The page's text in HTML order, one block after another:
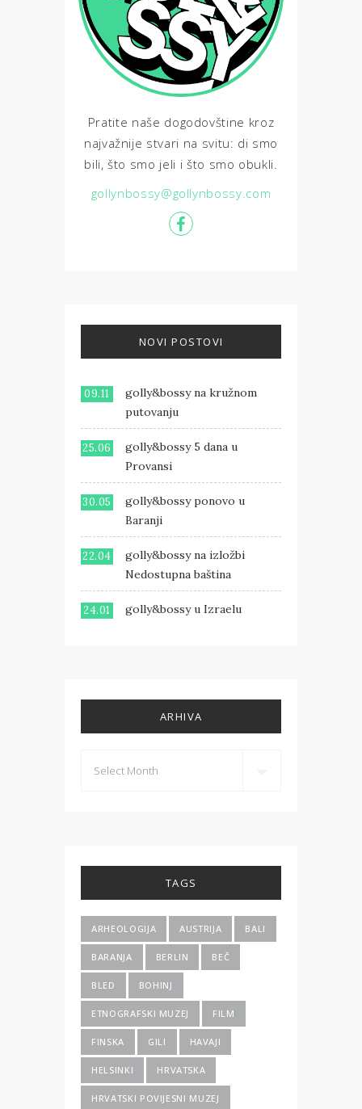
Pratite naše dogodovštine kroz
najvažnije stvari na svitu: di smo
bili, što smo jeli i što smo obukli.
gollynbossy@gollynbossy.com
NOVI POSTOVI
09.11
golly&bossy na kružnom
putovanju
25.06
golly&bossy 5 dana u
Provansi
30.05
golly&bossy ponovo u
Baranji
22.04
golly&bossy na izložbi
Nedostupna baština
24.01 golly&bossy u Izraelu
ARHIVA
TAGS
ARHEOLOGIJA AUSTRIJA BALI
BARANJA BERLIN BEČ
BLED BOHINJ
ETNOGRAFSKI MUZEJ FILM
FINSKA GILI HAVAJI
HELSINKI HRVATSKA
HRVATSKI POVIJESNI MUZEJ